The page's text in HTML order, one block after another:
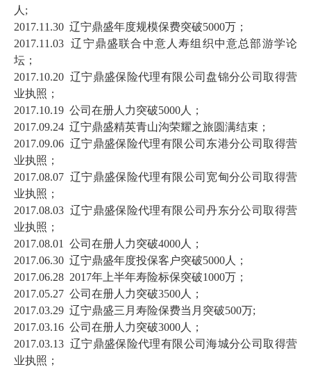
人;
2017.11.30 辽宁鼎盛年度规模保费突破5000万；
2017.11.03 辽宁鼎盛联合中意人寿组织中意总部游学论
坛；
2017.10.20 辽宁鼎盛保险代理有限公司盘锦分公司取得营
业执照；
2017.10.19 公司在册人力突破5000人；
2017.09.24 辽宁鼎盛精英青山沟荣耀之旅圆满结束；
2017.09.06 辽宁鼎盛保险代理有限公司东港分公司取得营
业执照；
2017.08.07 辽宁鼎盛保险代理有限公司宽甸分公司取得营
业执照；
2017.08.03 辽宁鼎盛保险代理有限公司丹东分公司取得营
业执照；
2017.08.01 公司在册人力突破4000人；
2017.06.30 辽宁鼎盛年度投保客户突破5000人；
2017.06.28 2017年上半年寿险标保突破1000万；
2017.05.27 公司在册人力突破3500人；
2017.03.29 辽宁鼎盛三月寿险保费当月突破500万;
2017.03.16 公司在册人力突破3000人；
2017.03.13 辽宁鼎盛保险代理有限公司海城分公司取得营
业执照；